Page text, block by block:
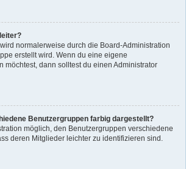
normalerweise durch die Board-Administration
erstellt wird. Wenn du eine eigene
möchtest, dann solltest du einen Administrator
Benutzergruppen farbig dargestellt?
möglich, den Benutzergruppen verschiedene
deren Mitglieder leichter zu identifizieren sind.